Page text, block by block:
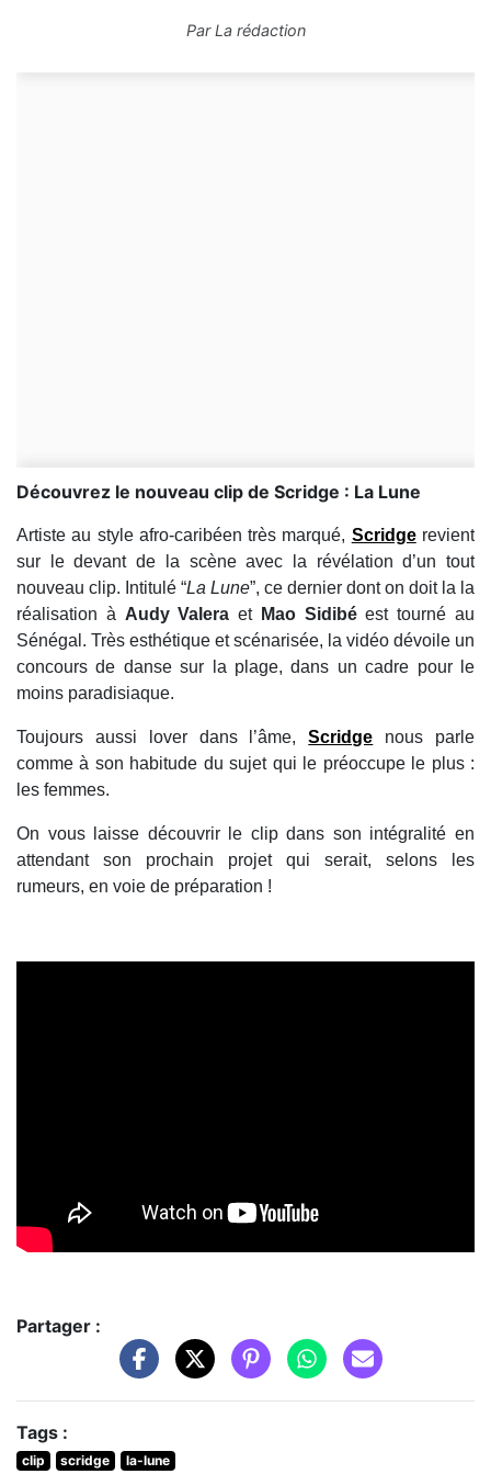
ParLa rédaction
Découvrez le nouveau clip de Scridge : La Lune
Artiste au style afro-caribéen très marqué, Scridgerevient
sur le devant de la scène avec la révélation d’un tout
nouveau clip. Intitulé “La Lune”, ce dernier dont on doit la la
réalisation à Audy Valera et Mao Sidibéest tourné au
Sénégal. Très esthétique et scénarisée, la vidéo dévoile un
concours de danse sur la plage, dans un cadre pour le
moins paradisiaque.
Toujours aussi lover dans l’âme,Scridge nous parle
comme à son habitude du sujet qui le préoccupe le plus :
les femmes.
On vous laisse découvrir le clip dans son intégralité en
attendant son prochain projet qui serait, selons les
rumeurs, en voie de préparation !
Partager :
Tags :
clip scridge la-lune